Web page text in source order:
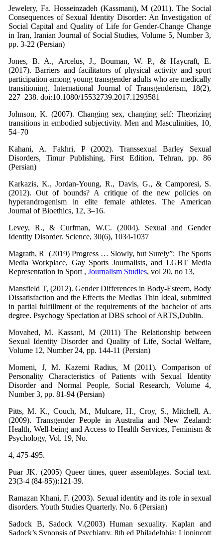
Jewelery, Fa. Hosseinzadeh (Kassmani), M (2011). The Social
Consequences of Sexual Identity Disorder: An Investigation of
Social Capital and Quality of Life for Gender-Change Change
in Iran, Iranian Journal of Social Studies, Volume 5, Number 3,
pp. 3-22 (Persian)
Jones, B. A., Arcelus, J., Bouman, W. P., & Haycraft, E.
(2017). Barriers and facilitators of physical activity and sport
participation among young transgender adults who are medically
transitioning. International Journal of Transgenderism, 18(2),
227–238. doi:10.1080/15532739.2017.1293581
Johnson, K. (2007). Changing sex, changing self: Theorizing
transitions in embodied subjectivity. Men and Masculinities, 10,
54–70
Kahani, A. Fakhri, P (2002). Transsexual Barley Sexual
Disorders, Timur Publishing, First Edition, Tehran, pp. 86
(Persian)
Karkazis, K., Jordan-Young, R., Davis, G., & Camporesi, S.
(2012). Out of bounds? A critique of the new policies on
hyperandrogenism in elite female athletes. The American
Journal of Bioethics, 12, 3–16.
Levey, R., & Curfman, W.C. (2004). Sexual and Gender
Identity Disorder. Science, 30(6), 1034-1037
Magrath, R (2019) Progress … Slowly, but Surely”: The Sports
Media Workplace, Gay Sports Journalists, and LGBT Media
Representation in Sport , Journalism Studies, vol 20, no 13,
Mansfield T, (2012). Gender Differences in Body-Esteem, Body
Dissatisfaction and the Effects the Medias Thin Ideal, submitted
in partial fulfillment of the requirements of the bachelor of arts
degree. Psychogy Speciation at DBS school of ARTS,Dublin.
Movahed, M. Kassani, M (2011) The Relationship between
Sexual Identity Disorder and Quality of Life, Social Welfare,
Volume 12, Number 24, pp. 144-11 (Persian)
Momeni, J, M. Kazemi Radius, M (2011). Comparison of
Personality Characteristics of Patients with Sexual Identity
Disorder and Normal People, Social Research, Volume 4,
Number 3, pp. 81-94 (Persian)
Pitts, M. K., Couch, M., Mulcare, H., Croy, S., Mitchell, A.
(2009). Transgender People in Australia and New Zealand:
Health, Well-being and Access to Health Services, Feminism &
Psychology, Vol. 19, No.
4, 475-495.
Puar JK. (2005) Queer times, queer assemblages. Social text.
23(3-4 (84-85)):121-39.
Ramazan Khani, F. (2003). Sexual identity and its role in sexual
disorders. Youth Studies Quarterly. No. 6 (Persian)
Sadock B, Sadock V.(2003) Human sexuality. Kaplan and
Sadock’s Synopsis of Psychiatry, 8th ed Philadelphia: Lippincott